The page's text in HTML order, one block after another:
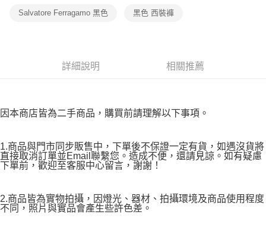
任。
恩沛科技股份有限公司將有權停止該用戶之使用額度並採取法律行動。
Salvatore Ferragamo 黑色 黑色 西裝褲
詳細說明 相關推薦
因本商店皆為二手商品，購買前請理解以下事項。
1.商品與門市同步販售中，下單後不保證一定有貨，如遇沒貨將
直接取消訂單並Email聯繫您。造成不便，還請見諒。如有疑慮
下單前，歡迎至客服中心留言，謝謝！
2.商品皆為實物拍攝，因燈光、器材、拍攝環境及商品使用程度
不同，照片與實品會產生些許色差。